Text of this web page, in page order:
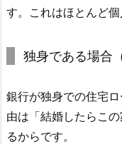
す。これはほとんど個
独身である場合
銀行が独身での住宅
由は「結婚したらこ
るからです。